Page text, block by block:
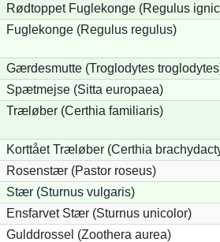
Rødtoppet Fuglekonge (Regulus
Fuglekonge (Regulus regulus)
Gærdesmutte (Troglodytes
Spætmejse (Sitta europaea)
Træløber (Certhia familiaris)
Korttået Træløber (Certhia
Rosenstær (Pastor roseus)
Stær (Sturnus vulgaris)
Ensfarvet Stær (Sturnus unicolor)
Gulddrossel (Zoothera aurea)